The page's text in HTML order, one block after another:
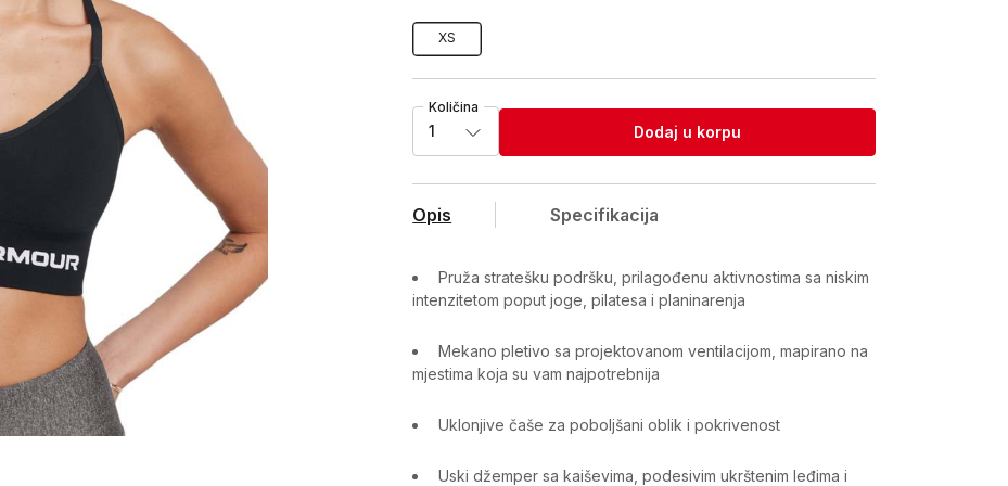
XS
Količina
1 Dodaj u korpu
Opis Specifikacija
Pruža stratešku podršku, prilagođenu aktivnostima sa niskim
intenzitetom poput joge, pilatesa i planinarenja
Mekano pletivo sa projektovanom ventilacijom, mapirano na
mjestima koja su vam najpotrebnija
Uklonjive čaše za poboljšani oblik i pokrivenost
Uski džemper sa kaiševima, podesivim ukrštenim leđima i